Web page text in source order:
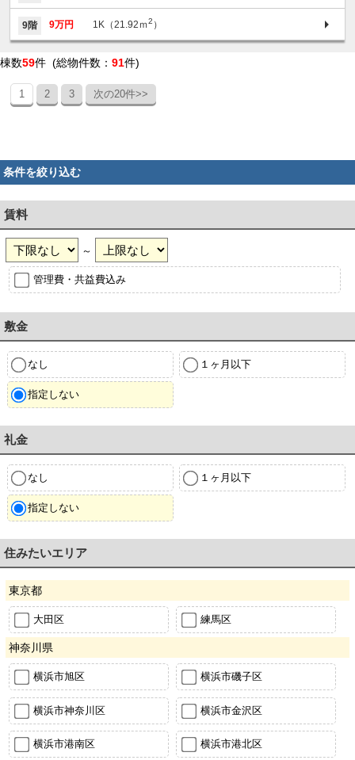
9階 9万円 1K（21.92ｍ2 ）
棟数59件 (総物件数： 91件)
1 2 3 次の20件>>
条件を絞り込む
賃料
～
管理費・共益費込み
敷金
なし １ヶ月以下
指定しない
礼金
なし １ヶ月以下
指定しない
住みたいエリア
東京都
大田区 練馬区
神奈川県
横浜市旭区 横浜市磯子区
横浜市神奈川区 横浜市金沢区
横浜市港南区 横浜市港北区